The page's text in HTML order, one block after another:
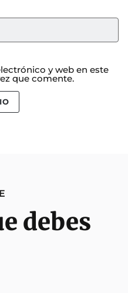
y web en este
que comente.
debes